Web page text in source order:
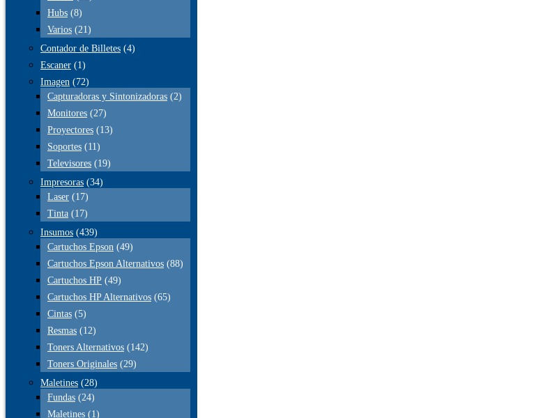
Hubs (8)
Varios (21)
Contador de Billetes (4)
Escaner (1)
Imagen (72)
Capturadoras y Sintonizadoras (2)
Monitores (27)
Proyectores (13)
Soportes (11)
Televisores (19)
Impresoras (34)
Laser (17)
Tinta (17)
Insumos (439)
Cartuchos Epson (49)
Cartuchos Epson Alternativos (88)
Cartuchos HP (49)
Cartuchos HP Alternativos (65)
Cintas (5)
Resmas (12)
Toners Alternativos (142)
Toners Originales (29)
Maletines (28)
Fundas (24)
Maletines (1)